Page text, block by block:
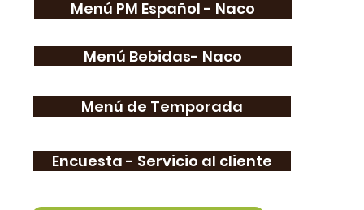
Menú PM Español - Naco
Menú Bebidas- Naco
Menú de Temporada
Encuesta - Servicio al cliente